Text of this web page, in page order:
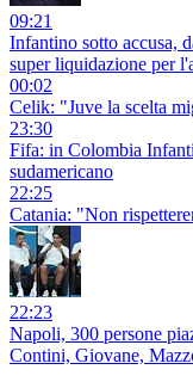
09:21
Infantino sotto accusa,
super liquidazione per
00:02
Celik: "Juve la scelta
23:30
Fifa: in Colombia
sudamericano
22:25
Catania: "Non
22:23
Napoli, 300 persone
Contini, Giovane,